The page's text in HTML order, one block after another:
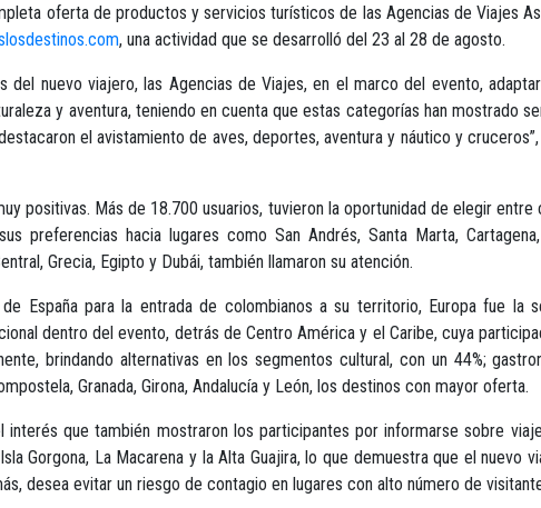
oferta de productos y servicios turísticos de las Agencias de Viajes
, una actividad que se desarrolló del 23 al 28 de agosto.
del nuevo viajero, las Agencias de Viajes, en el marco del evento,
y aventura, teniendo en cuenta que estas categorías han mostrado
el avistamiento de aves, deportes, aventura y náutico y
positivas. Más de 18.700 usuarios, tuvieron la oportunidad de elegir
preferencias hacia lugares como San Andrés, Santa Marta,
Grecia, Egipto y Dubái, también llamaron su atención.
España para la entrada de colombianos a su territorio, Europa fue la
dentro del evento, detrás de Centro América y el Caribe, cuya
brindando alternativas en los segmentos cultural, con un 44%;
Granada, Girona, Andalucía y León, los destinos con mayor oferta.
que también mostraron los participantes por informarse sobre
Gorgona, La Macarena y la Alta Guajira, lo que demuestra que el nuevo
desea evitar un riesgo de contagio en lugares con alto número de